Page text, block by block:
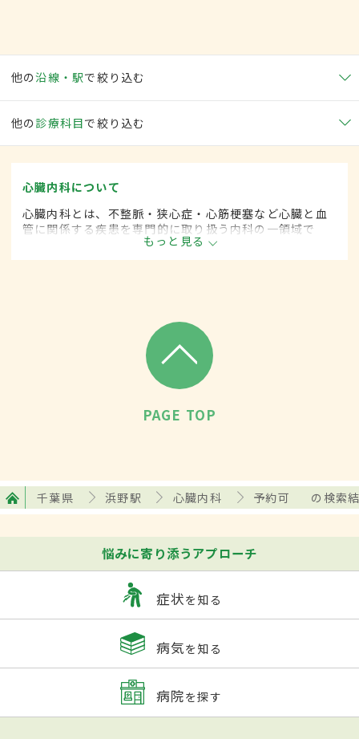
他の沿線・駅で絞り込む
他の 診療科目で絞り込む
心臓内科について
心臓内科とは、不整脈・狭心症・心筋梗塞など心臓と血
管に関係する疾患を専門的に取り扱う内科の一領域で
もっと見る
PAGE TOP
千葉県 浜野駅 心臓内科 予約可 の検索
悩みに寄り添うアプローチ
症状を知る
病気を知る
病院を探す